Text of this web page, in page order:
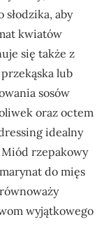
słodzika, aby
kwiatów
się także z
lub
sosów
oraz octem
idealny
rzepakowy
do mięs
wyjątkowego